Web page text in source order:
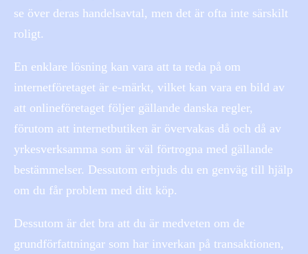
se över deras handelsavtal, men det är ofta inte särskilt
roligt.
En enklare lösning kan vara att ta reda på om
internetföretaget är e-märkt, vilket kan vara en bild av
att onlineföretaget följer gällande danska regler,
förutom att internetbutiken är övervakas då och då av
yrkesverksamma som är väl förtrogna med gällande
bestämmelser. Dessutom erbjuds du en genväg till hjälp
om du får problem med ditt köp.
Dessutom är det bra att du är medveten om de
grundförfattningar som har inverkan på transaktionen,